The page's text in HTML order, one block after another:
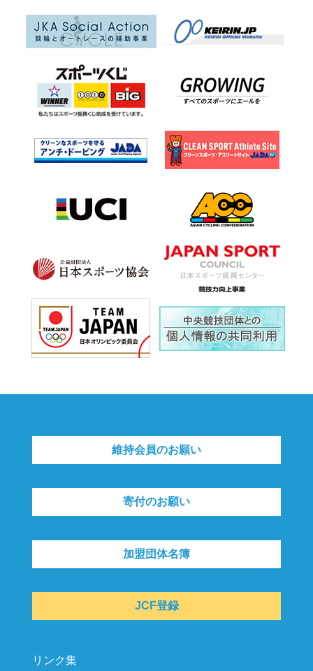
維持会員のお願い
寄付のお願い
加盟団体名簿
JCF登録
リンク集